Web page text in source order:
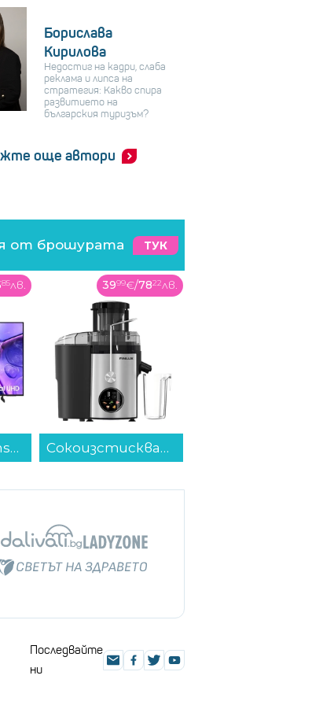
Борислава
Кирилова
Недостиг на кадри, слаба
реклама и липса на
стратегия: Какво спира
развитието на
българския туризъм?
още автори
от брошурата ТУК
85лв.
Телевизор Samsung UE55U8072FUXXH , 138 см, 3840x2160 UHD-4K , 55 inch, LED , Smart TV , Tizen...
3999€/7822лв.
Сокоизстисквачка Finlux FJD-1499 D...
Последвайте
ни